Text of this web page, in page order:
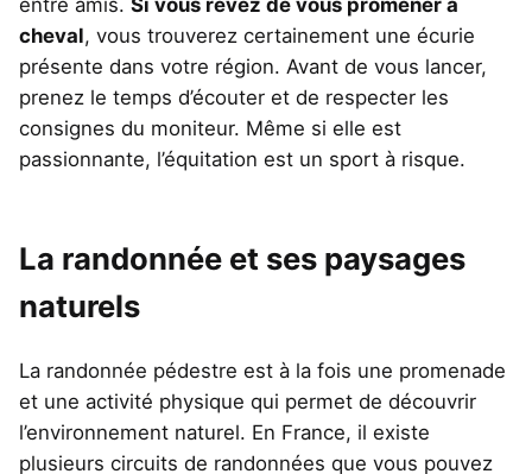
cheval, vous trouverez certainement une écurie
présente dans votre région. Avant de vous lancer,
prenez le temps d’écouter et de respecter les
consignes du moniteur. Même si elle est
passionnante, l’équitation est un sport à risque.
La randonnée et ses paysages
naturels
La randonnée pédestre est à la fois une promenade
et une activité physique qui permet de découvrir
l’environnement naturel. En France, il existe
plusieurs circuits de randonnées que vous pouvez